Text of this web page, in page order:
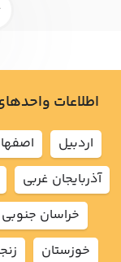
اطلاعات
اردبيل
آذربايجان غربي
خراسان جنوبي
خوزستان